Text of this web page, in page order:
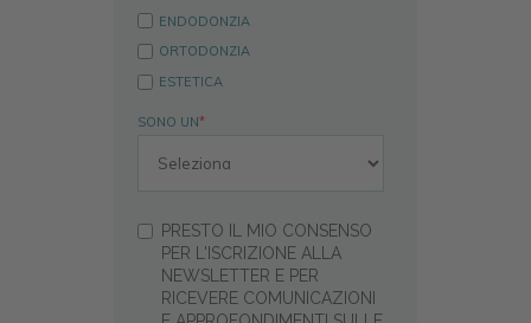
ENDODONZIA
ORTODONZIA
ESTETICA
SONO UN*
PRESTO IL MIO CONSENSO
PER L'ISCRIZIONE ALLA
NEWSLETTER E PER
RICEVERE COMUNICAZIONI